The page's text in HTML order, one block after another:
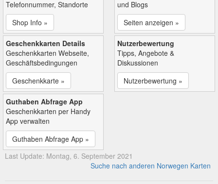
Telefonnummer, Standorte
Shop Info »
und Blogs
Seiten anzeigen »
Geschenkkarten Details
Geschenkkarten Webseite,
Geschäftsbedingungen
Geschenkkarte »
Nutzerbewertung
Tipps, Angebote &
Diskussionen
Nutzerbewertung »
Guthaben Abfrage App
Geschenkkarten per Handy
App verwalten
Guthaben Abfrage App »
Last Update: Montag, 6. September 2021
Suche nach anderen Norwegen Karten